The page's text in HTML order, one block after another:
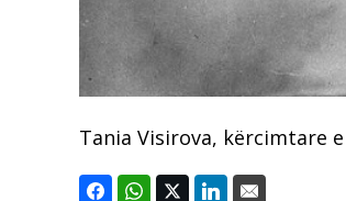
Tania Visirova, kërcimtare